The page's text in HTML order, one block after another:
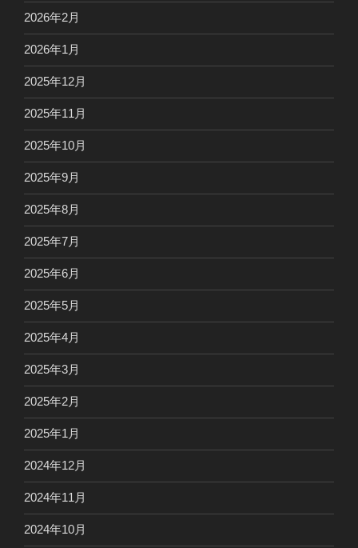
2026年2月
2026年1月
2025年12月
2025年11月
2025年10月
2025年9月
2025年8月
2025年7月
2025年6月
2025年5月
2025年4月
2025年3月
2025年2月
2025年1月
2024年12月
2024年11月
2024年10月